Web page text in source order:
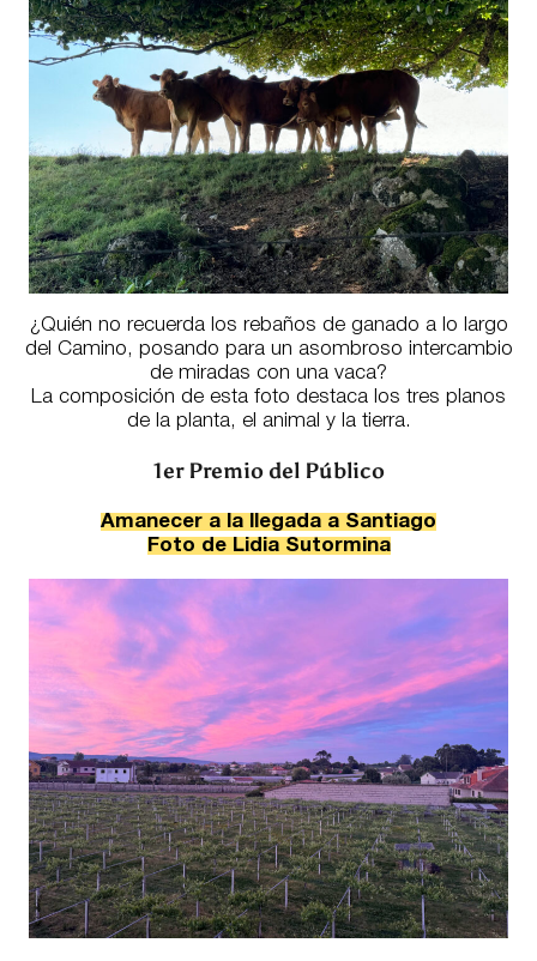
¿Quién no recuerda los rebaños de ganado a lo largo
del Camino, posando para un asombroso intercambio
de miradas con una vaca?
La composición de esta foto destaca los tres planos
de la planta, el animal y la tierra.
1er Premio del Público
Amanecer a la llegada a Santiago
Foto de Lidia Sutormina